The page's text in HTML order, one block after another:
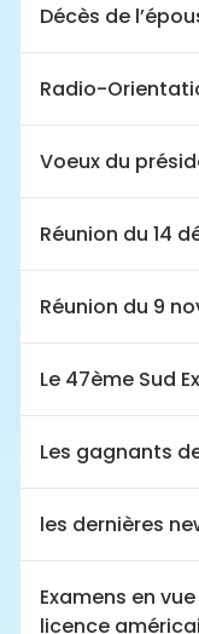
Décès de
Radio-
Voeux du
Réunion du 14
Réunion du 9
Le 47ème Sud
Les gagnants
les dernières
Examens en
licence